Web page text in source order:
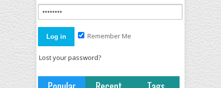
Remember Me
Lost your password?